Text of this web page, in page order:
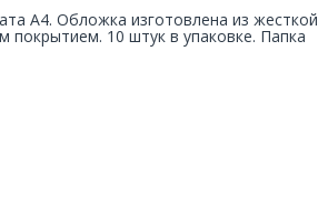
А4. Обложка изготовлена из жесткой
10 штук в упаковке. Папка